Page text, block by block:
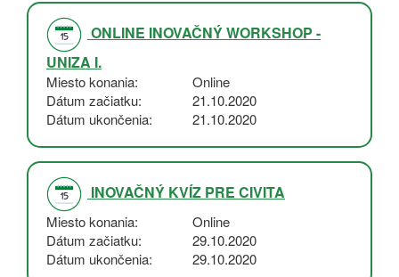
ONLINE INOVAČNÝ WORKSHOP -
UNIZA I.
Miesto konania
Online
Dátum začiatku
21.10.2020
Dátum ukončenia
21.10.2020
INOVAČNÝ KVÍZ PRE CIVITA
Miesto konania
Online
Dátum začiatku
29.10.2020
Dátum ukončenia
29.10.2020